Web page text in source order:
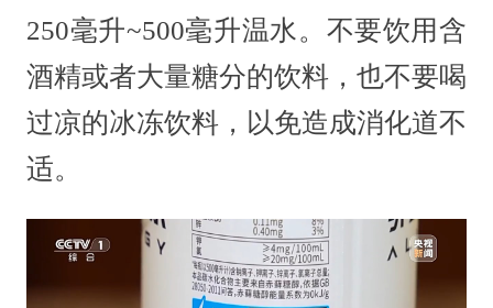
250毫升~500毫升温水。不要饮用含
酒精或者大量糖分的饮料，也不要喝
过凉的冰冻饮料，以免造成消化道不
适。